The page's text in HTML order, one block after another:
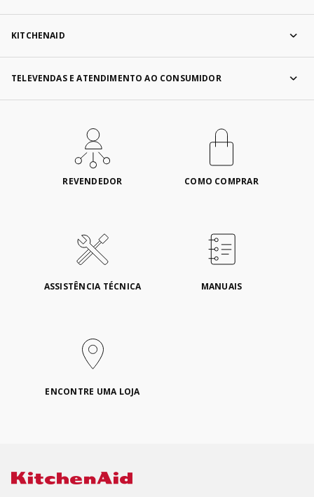
KITCHENAID
TELEVENDAS E ATENDIMENTO AO CONSUMIDOR
REVENDEDOR COMO COMPRAR
ASSISTÊNCIA TÉCNICA MANUAIS
ENCONTRE UMA LOJA